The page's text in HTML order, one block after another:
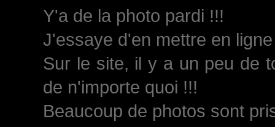
Y'a de la photo pardi !!!
J'essaye d'en mettre en
Sur le site, il y a un peu de
de n'importe quoi !!!
Beaucoup de photos sont